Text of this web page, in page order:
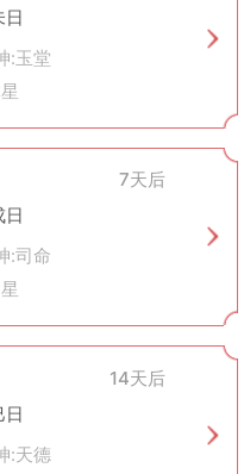
常生活之中。尤其是在春
会选择在黄历推荐的好日子
度美好时光。
人际关系的追求，无论是过
重要桥梁之一。通过这样的
也能从中汲取到积极向上的
日
:玉堂
7天后
日
:司命
14天后
日
:天德